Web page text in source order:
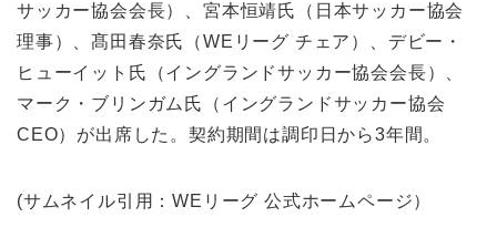
サッカー協会会長）、宮本恒靖氏（日本サッカー協会
理事）、髙田春奈氏（WEリーグ チェア）、デビー・
ヒューイット氏（イングランドサッカー協会会長）、
マーク・ブリンガム氏（イングランドサッカー協会
CEO）が出席した。契約期間は調印日から3年間。
(サムネイル引用：WEリーグ 公式ホームページ）